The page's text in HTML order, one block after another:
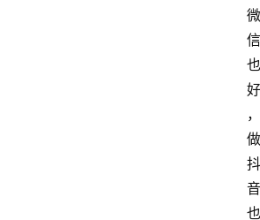
微
信
也
好
，
做
抖
音
也